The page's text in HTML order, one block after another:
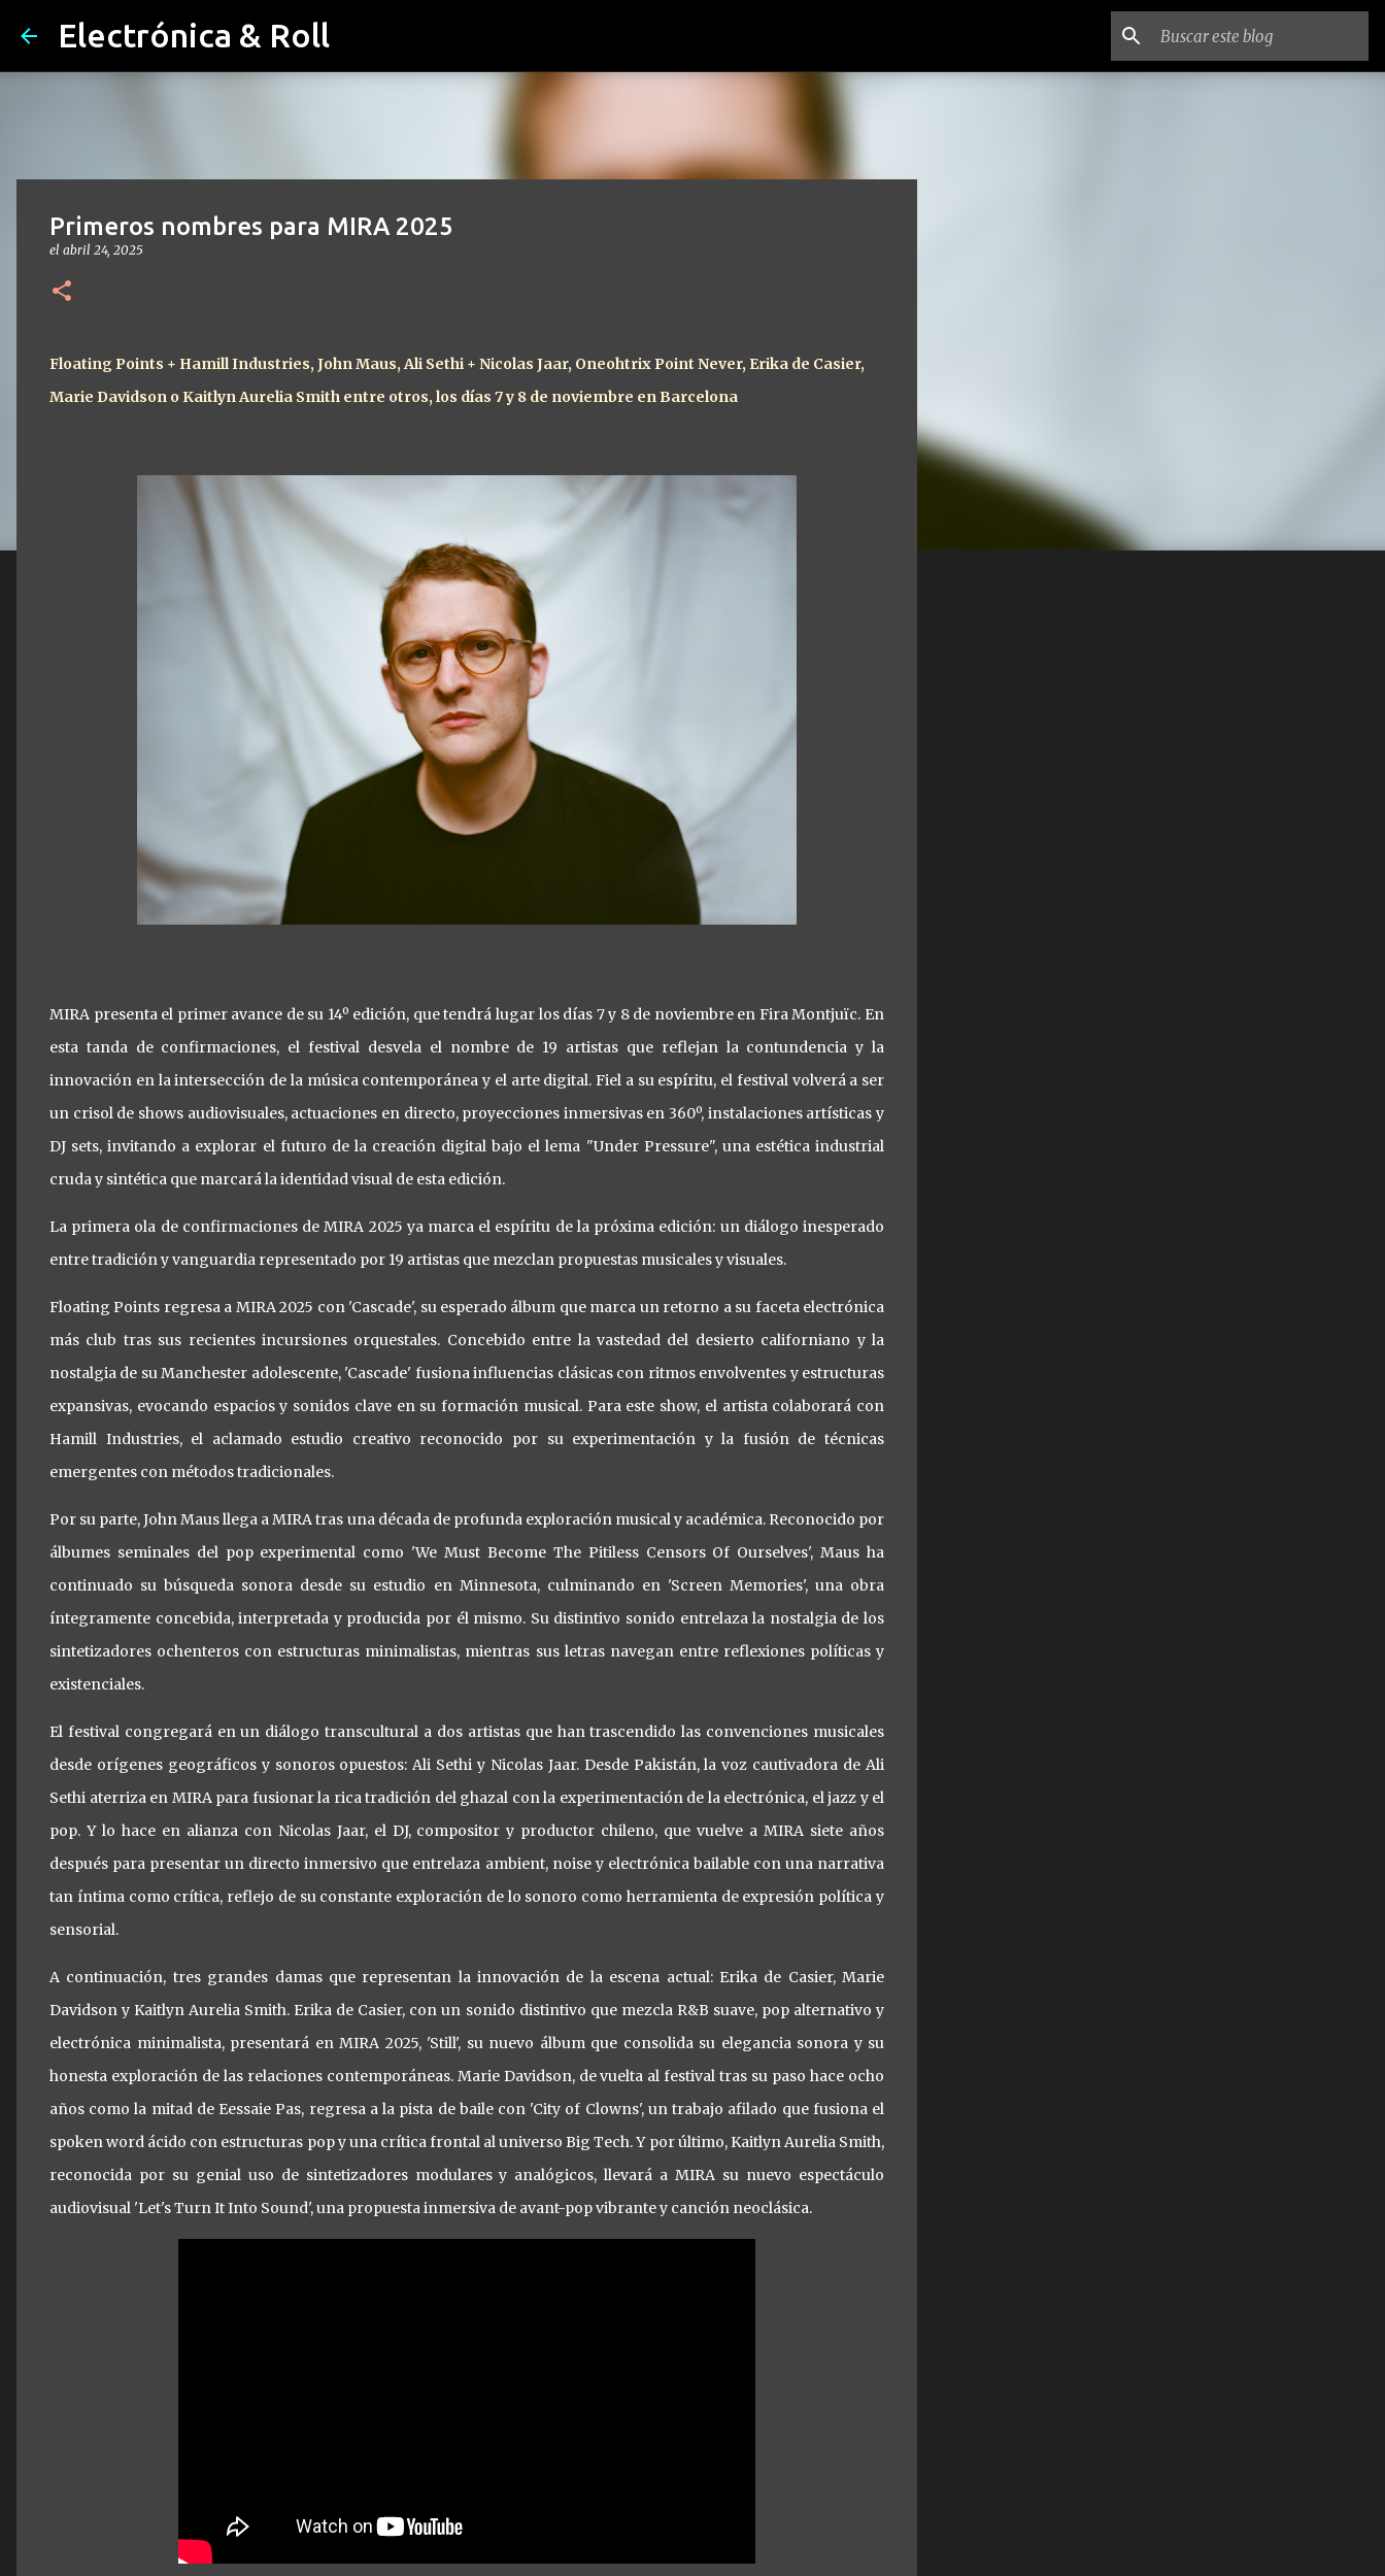
Electrónica & Roll
Primeros nombres para MIRA 2025
el abril 24, 2025
Floating Points + Hamill Industries, John Maus, Ali Sethi + Nicolas Jaar, Oneohtrix Point Never, Erika de Casier,
Marie Davidson o Kaitlyn Aurelia Smith entre otros, los días 7 y 8 de noviembre en Barcelona
MIRA presenta el primer avance de su 14º edición, que tendrá lugar los días 7 y 8 de noviembre en Fira Montjuïc. En
esta tanda de confirmaciones, el festival desvela el nombre de 19 artistas que reflejan la contundencia y la
innovación en la intersección de la música contemporánea y el arte digital. Fiel a su espíritu, el festival volverá a ser
un crisol de shows audiovisuales, actuaciones en directo, proyecciones inmersivas en 360º, instalaciones artísticas y
DJ sets, invitando a explorar el futuro de la creación digital bajo el lema "Under Pressure", una estética industrial
cruda y sintética que marcará la identidad visual de esta edición.
La primera ola de confirmaciones de MIRA 2025 ya marca el espíritu de la próxima edición: un diálogo inesperado
entre tradición y vanguardia representado por 19 artistas que mezclan propuestas musicales y visuales.
Floating Points regresa a MIRA 2025 con 'Cascade', su esperado álbum que marca un retorno a su faceta electrónica
más club tras sus recientes incursiones orquestales. Concebido entre la vastedad del desierto californiano y la
nostalgia de su Manchester adolescente, 'Cascade' fusiona influencias clásicas con ritmos envolventes y estructuras
expansivas, evocando espacios y sonidos clave en su formación musical. Para este show, el artista colaborará con
Hamill Industries, el aclamado estudio creativo reconocido por su experimentación y la fusión de técnicas
emergentes con métodos tradicionales.
Por su parte, John Maus llega a MIRA tras una década de profunda exploración musical y académica. Reconocido por
álbumes seminales del pop experimental como 'We Must Become The Pitiless Censors Of Ourselves', Maus ha
continuado su búsqueda sonora desde su estudio en Minnesota, culminando en 'Screen Memories', una obra
íntegramente concebida, interpretada y producida por él mismo. Su distintivo sonido entrelaza la nostalgia de los
sintetizadores ochenteros con estructuras minimalistas, mientras sus letras navegan entre reflexiones políticas y
existenciales.
El festival congregará en un diálogo transcultural a dos artistas que han trascendido las convenciones musicales
desde orígenes geográficos y sonoros opuestos: Ali Sethi y Nicolas Jaar. Desde Pakistán, la voz cautivadora de Ali
Sethi aterriza en MIRA para fusionar la rica tradición del ghazal con la experimentación de la electrónica, el jazz y el
pop. Y lo hace en alianza con Nicolas Jaar, el DJ, compositor y productor chileno, que vuelve a MIRA siete años
después para presentar un directo inmersivo que entrelaza ambient, noise y electrónica bailable con una narrativa
tan íntima como crítica, reflejo de su constante exploración de lo sonoro como herramienta de expresión política y
sensorial.
A continuación, tres grandes damas que representan la innovación de la escena actual: Erika de Casier, Marie
Davidson y Kaitlyn Aurelia Smith. Erika de Casier, con un sonido distintivo que mezcla R&B suave, pop alternativo y
electrónica minimalista, presentará en MIRA 2025, 'Still', su nuevo álbum que consolida su elegancia sonora y su
honesta exploración de las relaciones contemporáneas. Marie Davidson, de vuelta al festival tras su paso hace ocho
años como la mitad de Eessaie Pas, regresa a la pista de baile con 'City of Clowns', un trabajo afilado que fusiona el
spoken word ácido con estructuras pop y una crítica frontal al universo Big Tech. Y por último, Kaitlyn Aurelia Smith,
reconocida por su genial uso de sintetizadores modulares y analógicos, llevará a MIRA su nuevo espectáculo
audiovisual 'Let's Turn It Into Sound', una propuesta inmersiva de avant-pop vibrante y canción neoclásica.